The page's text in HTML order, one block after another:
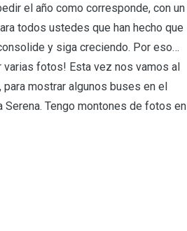
el año como corresponde, con un
todos ustedes que han hecho que
y siga creciendo. Por eso…
varias fotos! Esta vez nos vamos al
para mostrar algunos buses en el
Serena. Tengo montones de fotos en